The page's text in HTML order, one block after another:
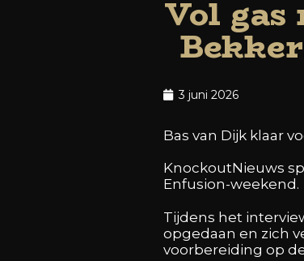
Vol
3 juni 2026
Bas van Dijk klaar
KnockoutNieuws
Enfusion-weekend.
Tijdens het
opgedaan en zich
voorbereiding op